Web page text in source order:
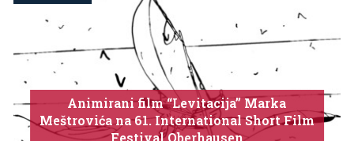
Animirani film “Levitacija” Marka
Meštrovića na 61. International Short Film
Festival Oberhausen